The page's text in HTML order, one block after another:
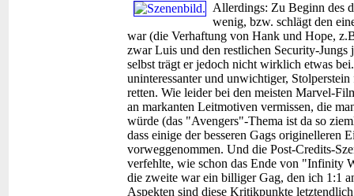
Allerdings: Zu Beginn des
wenig, bzw. schlägt den
war (die Verhaftung von Hank und Hope,
zwar Luis und den restlichen Security-Jungs
selbst trägt er jedoch nicht wirklich etwas
uninteressanter und unwichtiger,
retten. Wie leider bei den meisten Marvel-
an markanten Leitmotiven vermissen, die
würde (das "Avengers"-Thema ist da so
dass einige der besseren Gags
vorweggenommen. Und die Post-Credits-
verfehlte, wie schon das Ende von "Infinity
die zweite war ein billiger Gag, den ich 1:1
Aspekten sind diese Kritikpunkte